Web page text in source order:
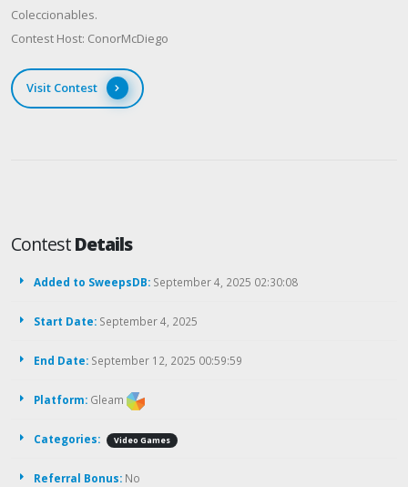
Coleccionables.
Contest Host: ConorMcDiego
Visit Contest
ContestDetails
Added to SweepsDB: September 4, 2025 02:30:08
Start Date: September 4, 2025
End Date: September 12, 2025 00:59:59
Platform: Gleam
Categories: Video Games
Referral Bonus: No